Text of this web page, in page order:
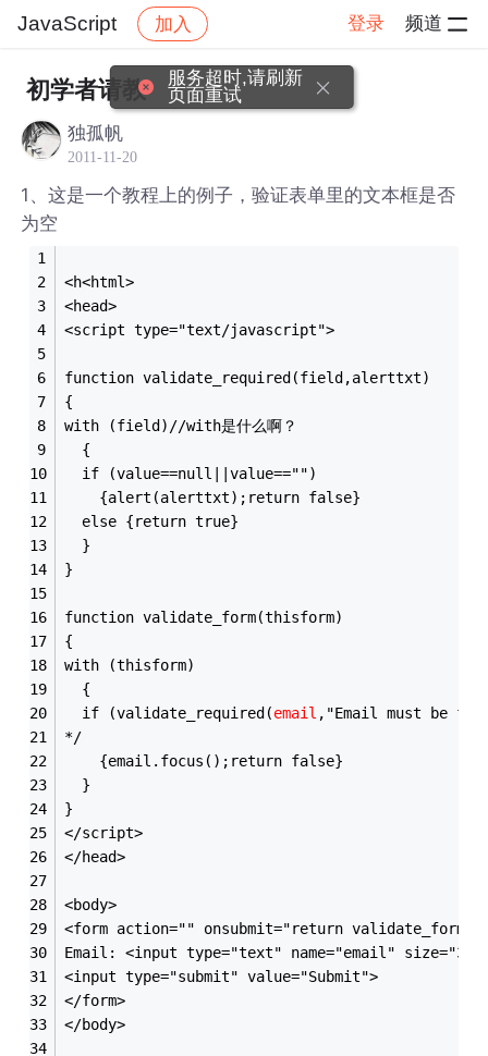
JavaScript 加入 登录 频道
社区 JavaScript 帖子详情
初学者请教
独孤帆
2011-11-20
1、这是一个教程上的例子，验证表单里的文本框是否
为空
<h<html>
<head>
<script type="text/javascript">
function validate_required(field,alerttxt)
{
with (field)//with是什么啊？
  {
  if (value==null||value=="")
    {alert(alerttxt);return false}
  else {return true}
  }
}
function validate_form(thisform)
{
with (thisform)
  {
  if (validate_required(
email ,"Email must be
*/
    {email.focus();return false}
  }
}
</script>
</head>
<body>
<form action="" onsubmit="return validate_form(
Email: <input type="text" name="email"
<input type="submit" value="Submit">
</form>
</body>
服务超时,请刷新
页面重试